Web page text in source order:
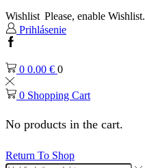
Wishlist Please, enable Wishlist.
Prihlásenie
0 0.00 € 0
0 Shopping Cart
No products in the cart.
Return To Shop